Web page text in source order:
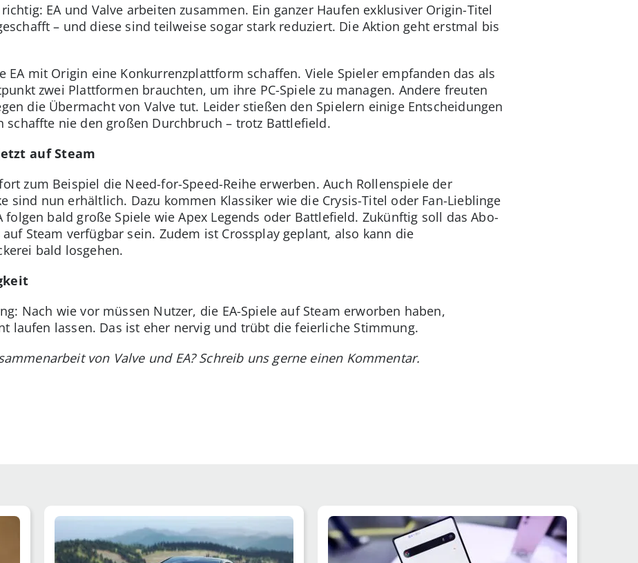
EA und Valve arbeiten zusammen. Ein ganzer Haufen exklusiver Origin-Titel
– und diese sind teilweise sogar stark reduziert. Die Aktion geht erstmal bis
EA mit Origin eine Konkurrenzplattform schaffen. Viele Spieler empfanden das als
zwei Plattformen brauchten, um ihre PC-Spiele zu managen. Andere freuten
die Übermacht von Valve tut. Leider stießen den Spielern einige Entscheidungen
schaffte nie den großen Durchbruch – trotz Battlefield.
auf Steam
zum Beispiel die Need-for-Speed-Reihe erwerben. Auch Rollenspiele der
sind nun erhältlich. Dazu kommen Klassiker wie die Crysis-Titel oder Fan-Lieblinge
folgen bald große Spiele wie Apex Legends oder Battlefield. Zukünftig soll das Abo-
Steam verfügbar sein. Zudem ist Crossplay geplant, also kann die
bald losgehen.
Nach wie vor müssen Nutzer, die EA-Spiele auf Steam erworben haben,
laufen lassen. Das ist eher nervig und trübt die feierliche Stimmung.
von Valve und EA? Schreib uns gerne einen Kommentar.